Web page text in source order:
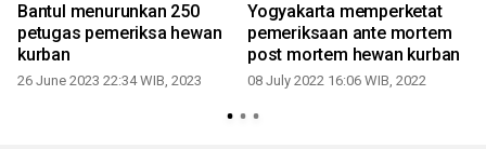
Bantul menurunkan 250
petugas pemeriksa hewan
kurban
26 June 2023 22:34 WIB, 2023
Yogyakarta memperketat
pemeriksaan ante mortem
post mortem hewan kurban
08 July 2022 16:06 WIB, 2022